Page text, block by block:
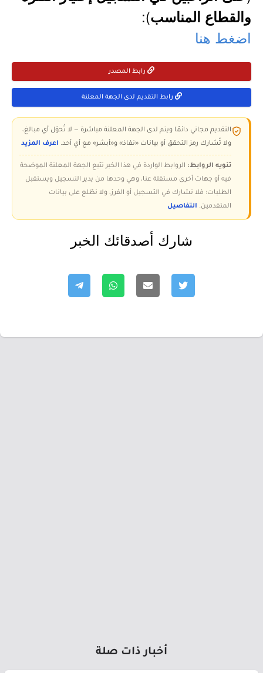
والقطاع المناسب):
اضغط هنا
رابط المصدر
رابط التقديم لدى الجهة المعلنة
التقديم مجاني دائمًا ويتم لدى الجهة المعلنة مباشرة — لا تُحوّل أي مبالغ،
ولا تُشارك رمز التحقق أو بيانات «نفاذ» و«أبشر» مع أي أحد. اعرف المزيد
تنويه الروابط: الروابط الواردة في هذا الخبر تتبع الجهة المعلنة الموضحة
فيه أو جهات أخرى مستقلة عنا، وهي وحدها من يدير التسجيل ويستقبل
الطلبات؛ فلا نشارك في التسجيل أو الفرز، ولا نطّلع على بيانات
المتقدمين. التفاصيل
شارك أصدقائك الخبر
أخبار ذات صلة